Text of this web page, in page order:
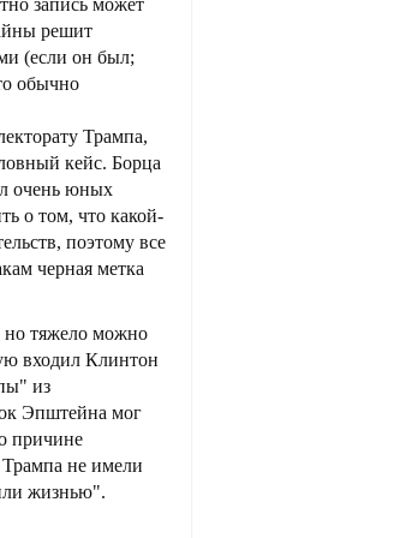
запись может
решит
(если он был;
обычно
Трампа,
кейс. Борца
очень юных
о том, что какой-
поэтому все
черная метка
но тяжело можно
входил Клинтон
из
Эпштейна мог
причине
Трампа не имели
жизнью".